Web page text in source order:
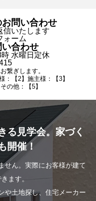
問い合わせ
信いたします
ォーム
合わせ
時 水曜日定休
繋ぎします。
：【2】施主様：【3】
の他：【5】
る見学会。家づく
開催！
せん。実際にお客様が建て
ます。
や土地探し、住宅メーカー